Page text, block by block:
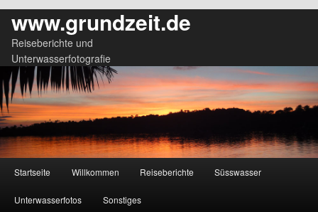
www.grundzeit.de
Reiseberichte und
Unterwasserfotografie
Zum
primären
Zum
sekundären
Startseite Willkommen Reiseberichte Süsswasser
Unterwasserfotos Sonstiges